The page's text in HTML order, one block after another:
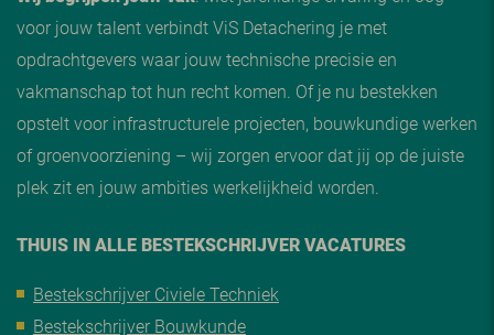
voor jouw talent verbindt ViS Detachering je met
opdrachtgevers waar jouw technische precisie en
vakmanschap tot hun recht komen. Of je nu bestekken
opstelt voor infrastructurele projecten, bouwkundige werken
of groenvoorziening – wij zorgen ervoor dat jij op de juiste
plek zit en jouw ambities werkelijkheid worden.
THUIS IN ALLE BESTEKSCHRIJVER VACATURES
Bestekschrijver Civiele Techniek
Bestekschrijver Bouwkunde